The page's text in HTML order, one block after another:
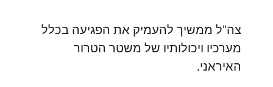
צה"ל ממשיך להעמיק את הפגיעה בכלל
מערכיו ויכולותיו של משטר הטרור
האיראני.